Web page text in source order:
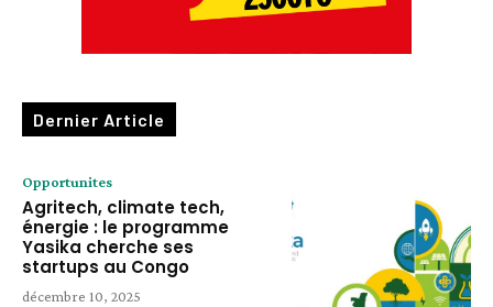
Dernier Article
Opportunites
Agritech, climate tech,
énergie : le programme
Yasika cherche ses
startups au Congo
décembre 10, 2025